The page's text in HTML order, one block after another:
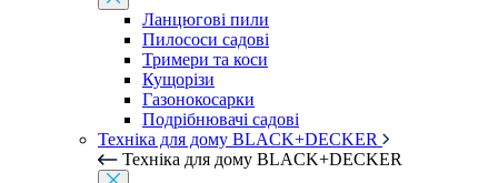
Ланцюгові пили
Пилососи садові
Тримери та коси
Кущорізи
Газонокосарки
Подрібнювачі садові
Техніка для дому BLACK+DECKER
Техніка для дому BLACK+DECKER